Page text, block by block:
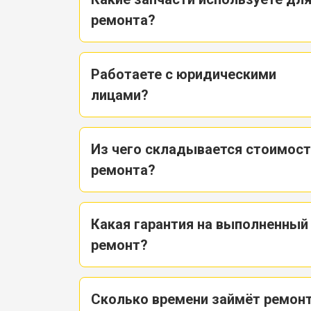
ремонта?
Работаете с юридическими
лицами?
Из чего складывается
ремонта?
Какая гарантия на выполненный
ремонт?
Сколько времени займёт